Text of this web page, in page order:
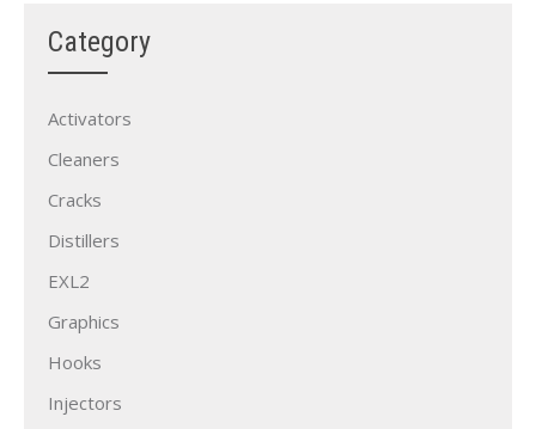
Category
Activators
Cleaners
Cracks
Distillers
EXL2
Graphics
Hooks
Injectors